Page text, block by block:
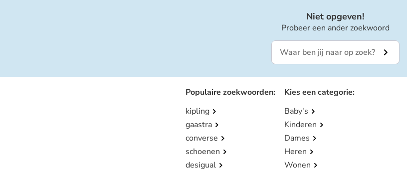
Niet opgeven!
Probeer een ander zoekwoord
Populaire zoekwoorden:
kipling
gaastra
converse
schoenen
desigual
Kies een categorie:
Baby's
Kinderen
Dames
Heren
Wonen